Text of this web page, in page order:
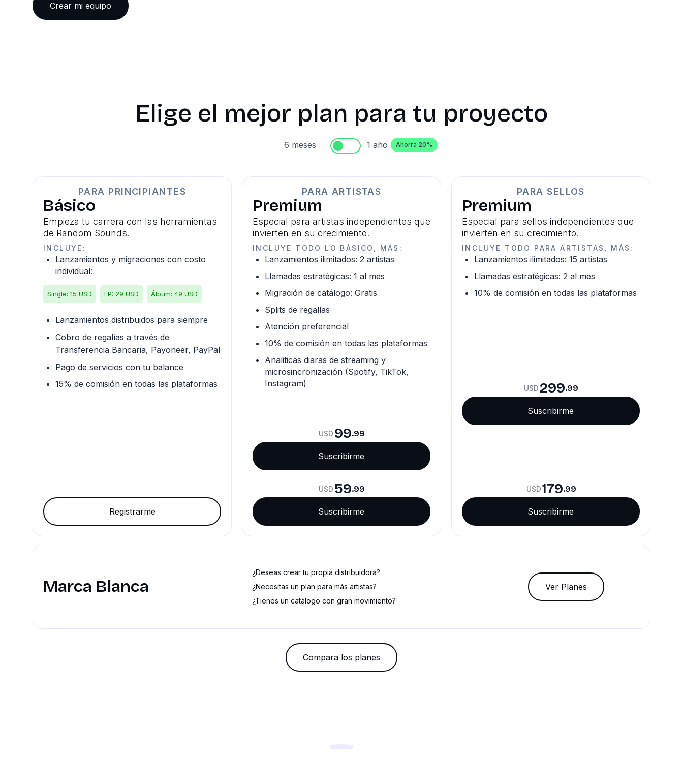
Crear mi equipo
Elige el mejor plan para tu proyecto
6 meses 1 año Ahorra 20%
PARA PRINCIPIANTES
Básico
Empieza tu carrera con las herramientas
de Random Sounds.
INCLUYE:
Lanzamientos y migraciones con costo
individual:
Single: 15 USD EP: 29 USD Álbum: 49 USD
Lanzamientos distribuidos para siempre
Cobro de regalías a través de
Transferencia Bancaria, Payoneer, PayPal
Pago de servicios con tu balance
15% de comisión en todas las plataformas
Registrarme
PARA ARTISTAS
Premium
Especial para artistas independientes que
invierten en su crecimiento.
INCLUYE TODO LO BÁSICO, MÁS:
Lanzamientos ilimitados: 2 artistas
Llamadas estratégicas: 1 al mes
Migración de catálogo: Gratis
Splits de regalías
Atención preferencial
10% de comisión en todas las plataformas
Analiticas diaras de streaming y
microsincronización (Spotify, TikTok,
Instagram)
USD 99.99
Suscribirme
USD 59.99
Suscribirme
PARA SELLOS
Premium
Especial para sellos independientes que
invierten en su crecimiento.
INCLUYE TODO PARA ARTISTAS, MÁS:
Lanzamientos ilimitados: 15 artistas
Llamadas estratégicas: 2 al mes
10% de comisión en todas las plataformas
USD 299.99
Suscribirme
USD179.99
Suscribirme
Marca Blanca
¿Deseas crear tu propia distribuidora?
¿Necesitas un plan para más artistas?
¿Tienes un catálogo con gran movimiento?
Ver Planes
Compara los planes